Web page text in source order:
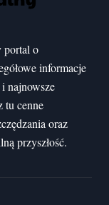
portal o
informacje
najnowsze
tu cenne
oraz
przyszłość.